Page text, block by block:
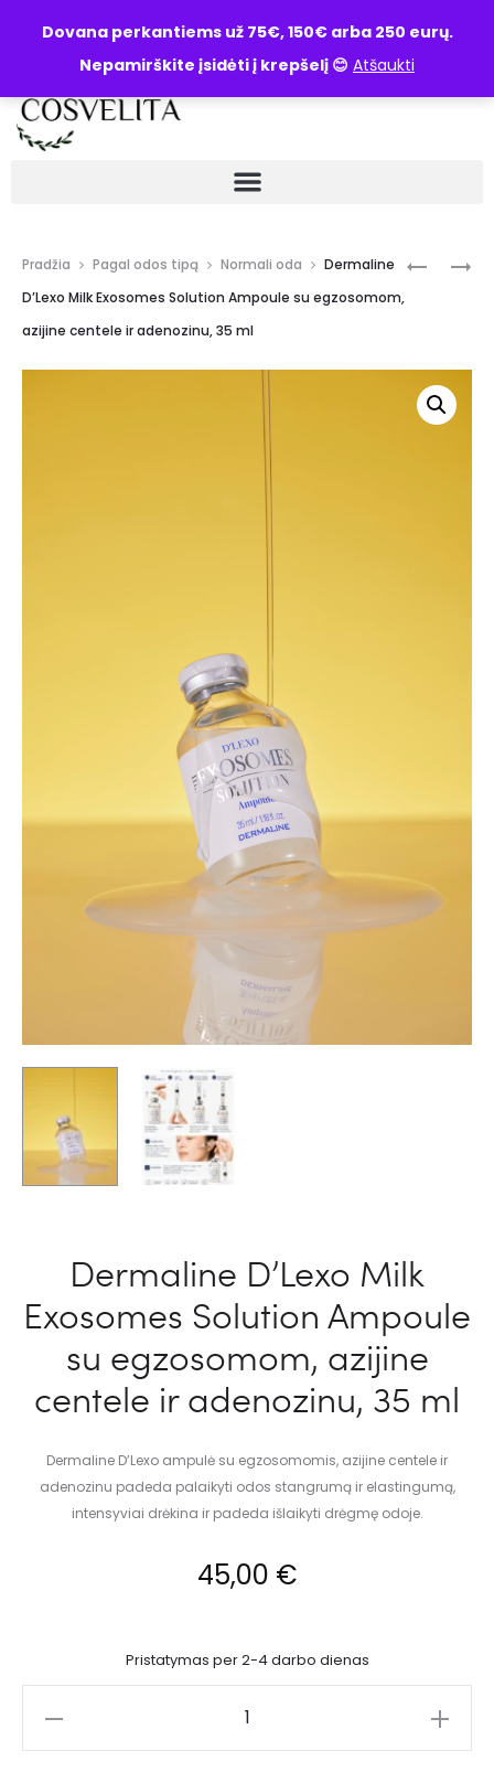
Dovana perkantiems už 75€, 150€ arba 250 eurų.
Nepamirškite įsidėti į krepšelį 😊 Atšaukti
UŽKLAUSA
Pradžia Pagal odos tipą Normali oda
Dermaline
D’Lexo Milk Exosomes Solution Ampoule su egzosomom,
azijine centele ir adenozinu, 35 ml
Dermaline D’Lexo Milk
Exosomes Solution Ampoule
su egzosomom, azijine
centele ir adenozinu, 35 ml
Dermaline D’Lexo ampulė su egzosomomis, azijine centele ir
adenozinu padeda palaikyti odos stangrumą ir elastingumą,
intensyviai drėkina ir padeda išlaikyti drėgmę odoje.
45,00 €
Pristatymas per 2-4 darbo dienas